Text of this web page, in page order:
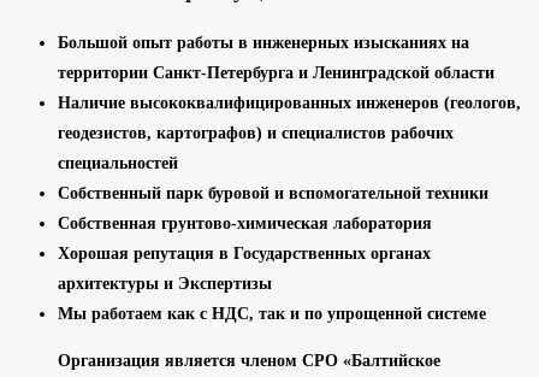
Большой опыт работы в инженерных изысканиях на
территории Санкт-Петербурга и Ленинградской области
Наличие высококвалифицированных инженеров (геологов,
геодезистов, картографов) и специалистов рабочих
специальностей
Собственный парк буровой и вспомогательной техники
Собственная грунтово-химическая лаборатория
Хорошая репутация в Государственных органах
архитектуры и Экспертизы
Мы работаем как с НДС, так и по упрощенной системе
Организация является членом СРО «Балтийское